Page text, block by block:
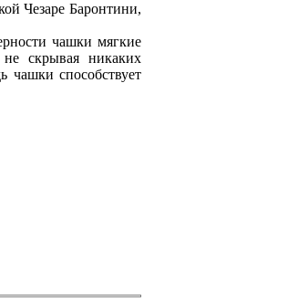
Чезаре Баронтини,
чашки мягкие
скрывая никаких
чашки способствует